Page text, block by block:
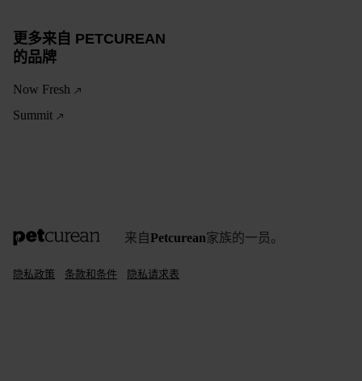
更多来自 PETCUREAN
的品牌
Now Fresh
Summit
来自Petcurean家族的一员。
隐私政策 条款和条件 隐私请求表